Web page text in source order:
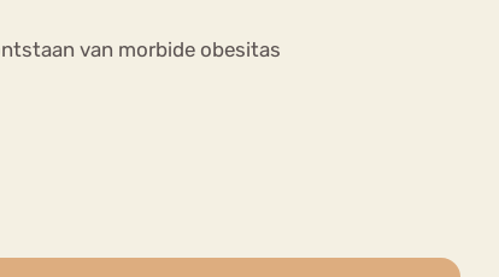
van morbide obesitas